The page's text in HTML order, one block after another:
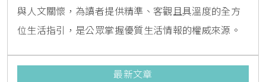
與人文關懷，為讀者提供精準、客觀且具溫度的全方
位生活指引，是公眾掌握優質生活情報的權威來源。
最新文章